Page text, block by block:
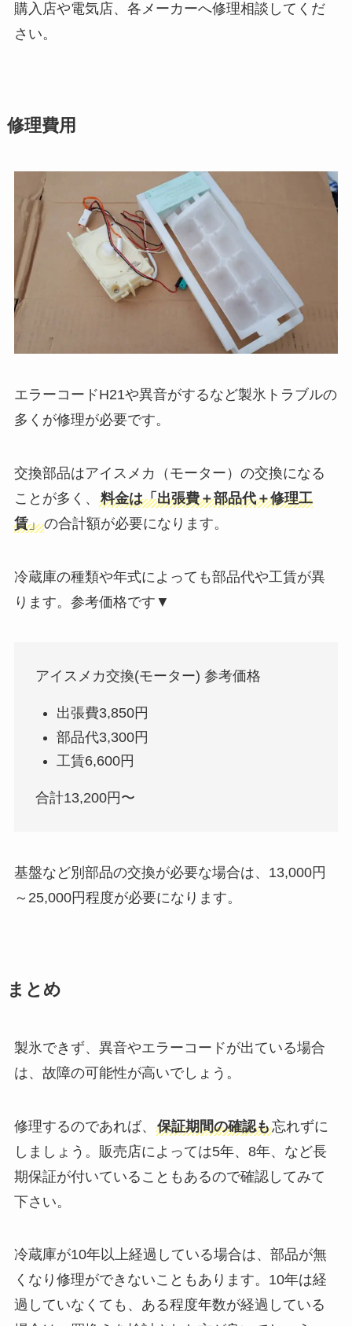
購入店や電気店、各メーカーへ修理相談してくだ
さい。
修理費用
エラーコードH21や異音がするなど製氷トラブルの
多くが修理が必要です。
交換部品はアイスメカ（モーター）の交換になる
ことが多く、 料金は「出張費＋部品代＋修理工
賃」の合計額が必要になります。
冷蔵庫の種類や年式によっても部品代や工賃が異
ります。参考価格です▼
アイスメカ交換(モーター) 参考価格
出張費3,850円
部品代3,300円
工賃6,600円
合計13,200円〜
基盤など別部品の交換が必要な場合は、13,000円
～25,000円程度が必要になります。
まとめ
製氷できず、異音やエラーコードが出ている場合
は、故障の可能性が高いでしょう。
修理するのであれば、 保証期間の確認も忘れずに
しましょう。販売店によっては5年、8年、など長
期保証が付いていることもあるので確認してみて
下さい。
冷蔵庫が10年以上経過している場合は、部品が無
くなり修理ができないこともあります。10年は経
過していなくても、ある程度年数が経過している